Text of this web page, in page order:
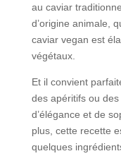
au caviar
d’origine animale,
caviar vegan est
végétaux.
Et il convient
des apéritifs ou
d’élégance et de
plus, cette recette
quelques